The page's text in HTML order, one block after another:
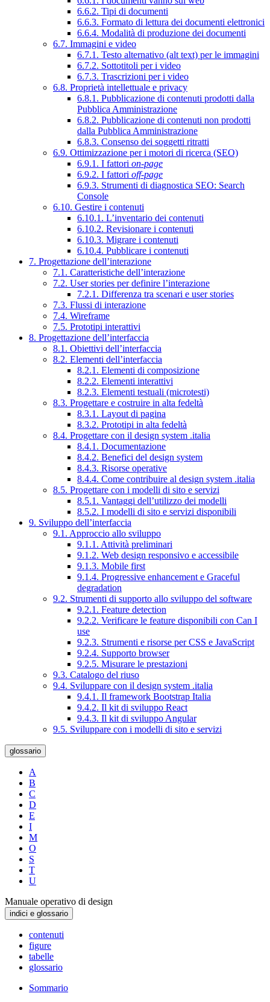
6.6.2. Tipi di documenti
6.6.3. Formato di lettura dei documenti elettronici
6.6.4. Modalità di produzione dei documenti
6.7. Immagini e video
6.7.1. Testo alternativo (alt text) per le immagini
6.7.2. Sottotitoli per i video
6.7.3. Trascrizioni per i video
6.8. Proprietà intellettuale e privacy
6.8.1. Pubblicazione di contenuti prodotti dalla
Pubblica Amministrazione
6.8.2. Pubblicazione di contenuti non prodotti
dalla Pubblica Amministrazione
6.8.3. Consenso dei soggetti ritratti
6.9. Ottimizzazione per i motori di ricerca (SEO)
6.9.1. I fattori on-page
6.9.2. I fattori off-page
6.9.3. Strumenti di diagnostica SEO: Search
Console
6.10. Gestire i contenuti
6.10.1. L’inventario dei contenuti
6.10.2. Revisionare i contenuti
6.10.3. Migrare i contenuti
6.10.4. Pubblicare i contenuti
7. Progettazione dell’interazione
7.1. Caratteristiche dell’interazione
7.2. User stories per definire l’interazione
7.2.1. Differenza tra scenari e user stories
7.3. Flussi di interazione
7.4. Wireframe
7.5. Prototipi interattivi
8. Progettazione dell’interfaccia
8.1. Obiettivi dell’interfaccia
8.2. Elementi dell’interfaccia
8.2.1. Elementi di composizione
8.2.2. Elementi interattivi
8.2.3. Elementi testuali (microtesti)
8.3. Progettare e costruire in alta fedeltà
8.3.1. Layout di pagina
8.3.2. Prototipi in alta fedeltà
8.4. Progettare con il design system .italia
8.4.1. Documentazione
8.4.2. Benefici del design system
8.4.3. Risorse operative
8.4.4. Come contribuire al design system .italia
8.5. Progettare con i modelli di sito e servizi
8.5.1. Vantaggi dell’utilizzo dei modelli
8.5.2. I modelli di sito e servizi disponibili
9. Sviluppo dell’interfaccia
9.1. Approccio allo sviluppo
9.1.1. Attività preliminari
9.1.2. Web design responsivo e accessibile
9.1.3. Mobile first
9.1.4. Progressive enhancement e Graceful
degradation
9.2. Strumenti di supporto allo sviluppo del software
9.2.1. Feature detection
9.2.2. Verificare le feature disponibili con Can I
use
9.2.3. Strumenti e risorse per CSS e JavaScript
9.2.4. Supporto browser
9.2.5. Misurare le prestazioni
9.3. Catalogo del riuso
9.4. Sviluppare con il design system .italia
9.4.1. Il framework Bootstrap Italia
9.4.2. Il kit di sviluppo React
9.4.3. Il kit di sviluppo Angular
9.5. Sviluppare con i modelli di sito e servizi
glossario
A
B
C
D
E
I
M
O
S
T
U
Manuale operativo di design
indici e glossario
contenuti
figure
tabelle
glossario
Sommario